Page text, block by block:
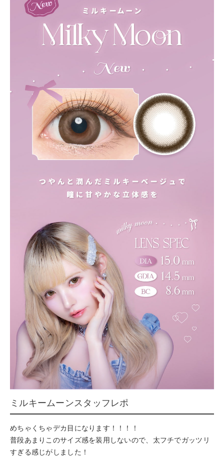
ミルキームーンスタッフレポ
めちゃくちゃデカ目になります！！！！
普段あまりこのサイズ感を装用しないので、太フチでガッツリ
すぎる感じがしました！